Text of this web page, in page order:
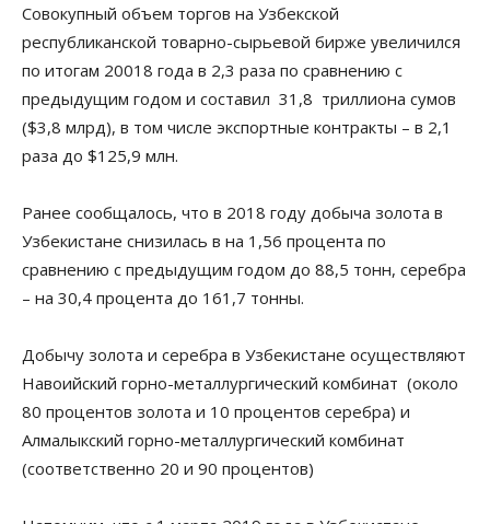
Совокупный объем торгов на Узбекской
республиканской товарно-сырьевой бирже увеличился
по итогам 20018 года в 2,3 раза по сравнению с
предыдущим годом и составил 31,8 триллиона сумов
($3,8 млрд), в том числе экспортные контракты – в 2,1
раза до $125,9 млн.
Ранее сообщалось, что в 2018 году добыча золота в
Узбекистане снизилась в на 1,56 процента по
сравнению с предыдущим годом до 88,5 тонн, серебра
– на 30,4 процента до 161,7 тонны.
Добычу золота и серебра в Узбекистане осуществляют
Навоийский горно-металлургический комбинат (около
80 процентов золота и 10 процентов серебра) и
Алмалыкский горно-металлургический комбинат
(соответственно 20 и 90 процентов)